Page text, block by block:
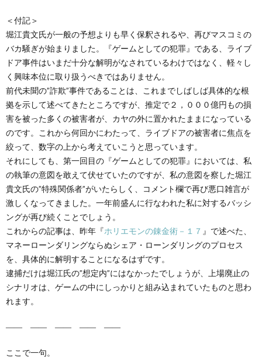
＜付記＞
堀江貴文氏が一般の予想よりも早く保釈されるや、再びマスコミの
バカ騒ぎが始まりました。『ゲームとしての犯罪』である、ライブ
ドア事件はいまだ十分な解明がなされているわけではなく、軽々し
く興味本位に取り扱うべきではありません。
前代未聞の”詐欺”事件であることは、これまでしばしば具体的な根
拠を示して述べてきたところですが、推定で２，０００億円もの損
害を被った多くの被害者が、カヤの外に置かれたままになっている
のです。これから何回かにわたって、ライブドアの被害者に焦点を
絞って、数字の上から考えていこうと思っています。
それにしても、第一回目の『ゲームとしての犯罪』においては、私
の執筆の意図を敢えて伏せていたのですが、私の意図を察した堀江
貴文氏の”特殊関係者”がいたらしく、コメント欄で再び悪口雑言が
激しくなってきました。一年前盛んに行なわれた私に対するバッシ
ングが再び続くことでしょう。
これからの記事は、昨年『ホリエモンの錬金術－１７ 』で述べた、
マネーローンダリングならぬシェア・ローンダリングのプロセス
を、具体的に解明することになるはずです。
逮捕だけは堀江氏の”想定内”にはなかったでしょうが、上場廃止の
シナリオは、ゲームの中にしっかりと組み込まれていたものと思わ
れます。
―― ―― ―― ―― ――
ここで一句。